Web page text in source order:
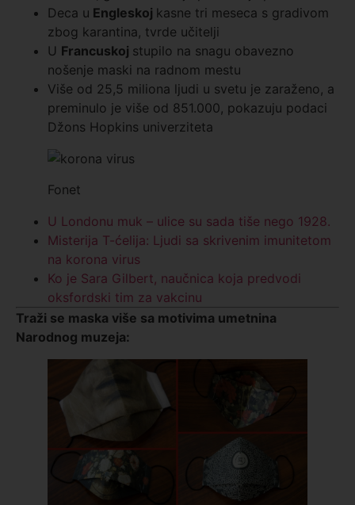
Deca u Engleskoj kasne tri meseca s gradivom
zbog karantina, tvrde učitelji
U Francuskoj stupilo na snagu obavezno
nošenje maski na radnom mestu
Više od 25,5 miliona ljudi u svetu je zaraženo, a
preminulo je više od 851.000, pokazuju podaci
Džons Hopkins univerziteta
Fonet
U Londonu muk – ulice su sada tiše nego 1928.
Misterija T-ćelija: Ljudi sa skrivenim imunitetom
na korona virus
Ko je Sara Gilbert, naučnica koja predvodi
oksfordski tim za vakcinu
Traži se maska više sa motivima umetnina
Narodnog muzeja: